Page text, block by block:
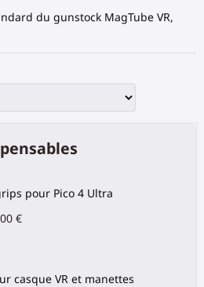
du gunstock MagTube VR,
pour Pico 4 Ultra
€
casque VR et manettes